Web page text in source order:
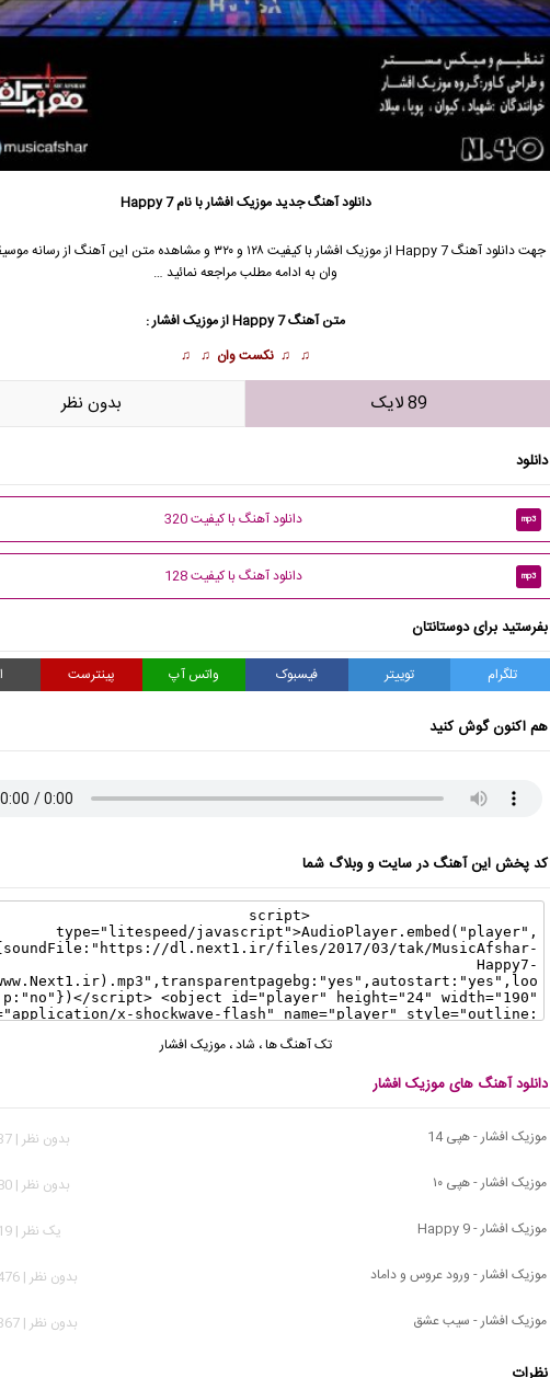
دانلود آهنگ جدیدموزیک افشاربا نام Happy 7
جهت دانلود آهنگ Happy 7 از موزیک افشار
با کیفیت ۱۲۸ و ۳۲۰ و مشاهده متن این آهنگ از
وان به ادامه مطلب مراجعه نمائید …
متن آهنگ Happy 7 از موزیک افشار:
♫ ♫ نکست وان ♫ ♫
89 لایک بدون نظر
دانلود
mp3 دانلود آهنگ با کیفیت 320
mp3 دانلود آهنگ با کیفیت 128
بفرستید برای دوستانتان
تلگرام توییتر فیسبوک واتس آپ پینترست
هم اکنون گوش کنید
کد پخش این آهنگ در سایت و وبلاگ شما
تک آهنگ ها، شاد،موزیک افشار
دانلود آهنگ های موزیک افشار
موزیک افشار - هپی 14
بدون نظر | 4,937 بازدید
موزیک افشار - هپی ۱۰
بدون نظر | 7,380 بازدید
موزیک افشار - Happy 9
يک نظر | 4,519 بازدید
موزیک افشار - ورود عروس و داماد
بدون نظر | 78,476 بازدید
موزیک افشار - سیب عشق
بدون نظر | 19,367 بازدید
نظرات